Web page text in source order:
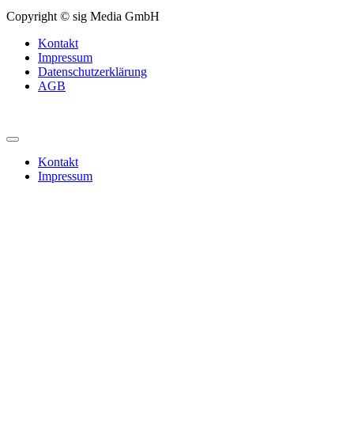
Copyright © sig Media GmbH
Kontakt
Impressum
Datenschutzerklärung
AGB
Kontakt
Impressum